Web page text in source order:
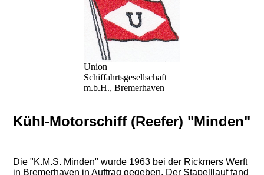
Union
Schiffahrtsgesellschaft
m.b.H., Bremerhaven
Kühl-Motorschiff (Reefer) "Minden"
Die "K.M.S. Minden" wurde 1963 bei der Rickmers Werft
in Bremerhaven in Auftrag gegeben. Der Stapelllauf fand